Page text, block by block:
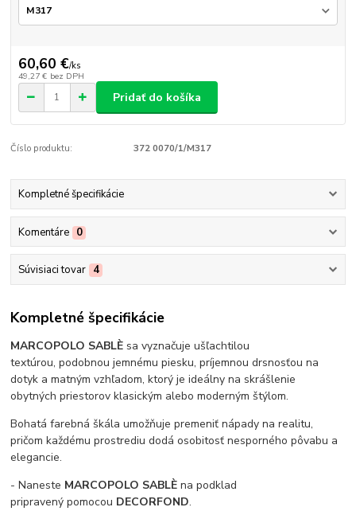
60,60 €/ks
49,27 € bez DPH
Pridať do košíka
Číslo produktu: 372 0070/1/M317
Kompletné špecifikácie
Komentáre 0
Súvisiaci tovar 4
Kompletné špecifikácie
MARCOPOLO SABLÈ sa vyznačuje ušľachtilou
textúrou, podobnou jemnému piesku, príjemnou drsnosťou na
dotyk a matným vzhľadom, ktorý je ideálny na skrášlenie
obytných priestorov klasickým alebo moderným štýlom.
Bohatá farebná škála umožňuje premeniť nápady na realitu,
pričom každému prostrediu dodá osobitosť nesporného pôvabu a
elegancie.
- Naneste MARCOPOLO SABLÈ na podklad
pripravený pomocou DECORFOND.